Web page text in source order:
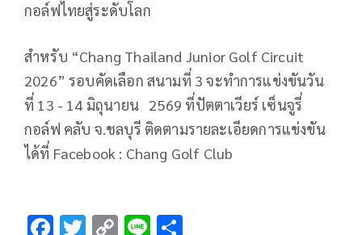
กอล์ฟไทยสู่ระดับโลก
สำหรับ “Chang Thailand Junior Golf Circuit
2026”รอบคัดเลือก สนามที่ 3จะทำการแข่งขันวัน
ที่ 13 - 14 มิถุนายน2569 ที่ปัตตาเวียร์ เซ็นจูรี่
กอล์ฟ คลับ จ.ชลบุรี ติดตามรายละเอียดการแข่งขัน
ได้ที่ Facebook : Chang Golf Club
F T C Li